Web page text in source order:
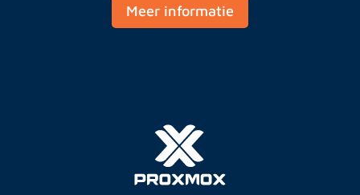
Meer informatie